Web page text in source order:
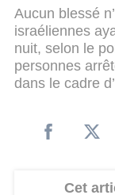
Aucun blessé
israéliennes
nuit, selon le
personnes
dans le cadre
Cet